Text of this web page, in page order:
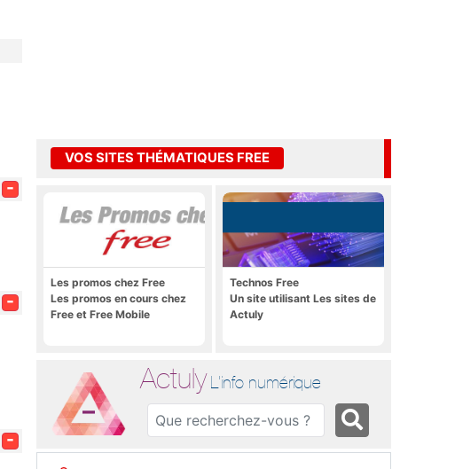
-
-
-
VOS SITES THÉMATIQUES FREE
Les promos chez Free
Les promos en cours chez
Free et Free Mobile
Technos Free
Un site utilisant Les sites de
Actuly
Actuly L'info numérique